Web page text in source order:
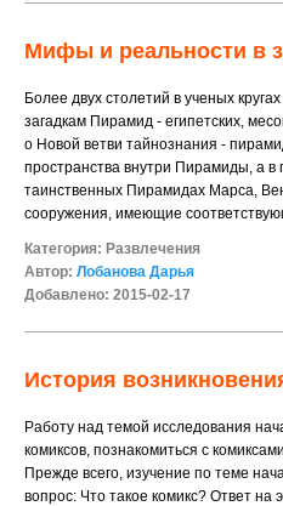
Мифы и реальности в
Более двух столетий в ученых
загадкам Пирамид - египетских,
о Новой ветви тайнознания -
пространства внутри Пирамиды, а в
таинственных Пирамидах Марса,
сооружения, имеющие
Категория: Развлечения
Автор: Лобанова Дарья
Добавлено: 2015-02-17
История
Работу над темой исследования
комиксов, познакомиться с
Прежде всего, изучение по теме
вопрос: Что такое комикс? Ответ на